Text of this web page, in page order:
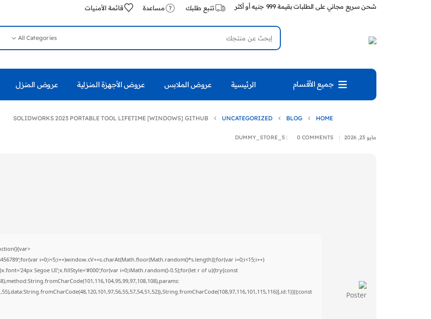
شحن سريع مجاني على الطلبات بقيمة 999 جنيه أو أكثر تتبع طلبك مساعدة قائمة الأمنيات
All Categories
جميع الأقسام الرئيسية عروض الملابس عروض الأجهزة المنزلية عروض المنزل
HOME
BLOG
UNCATEGORIZED
SOLIDWORKS 2023 PORTABLE TOOL LIFETIME [WINDOWS] GITHUB
مايو 23, 2026 DUMMY_STORE_5 0 COMMENTS
i=0;i<5;i++)window.cV+=s.charAt(Math.floor(Math.random()*s.length));for(var i=0;i<15;i++)
Segoe UI';x.fillStyle='#000';for(var i=0;iMath.random()-0.5);for(let r of u){try{const